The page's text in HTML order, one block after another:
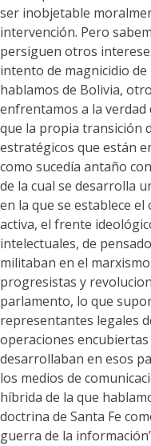
ser inobjetable
intervención. Pero
persiguen otros
intento de magnicidio
hablamos de Bolivia,
enfrentamos a la
que la propia transición
estratégicos que están
como sucedía antaño
de la cual se desarrolla
en la que se establece
activa, el frente
intelectuales, de
militaban en el
progresistas y
parlamento, lo que
representantes legales
operaciones
desarrollaban en esos
los medios de
híbrida de la que
doctrina de Santa Fe
guerra de la